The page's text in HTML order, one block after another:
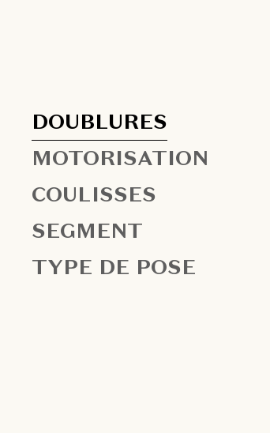
DOUBLURES
MOTORISATION
COULISSES
SEGMENT
TYPE DE POSE